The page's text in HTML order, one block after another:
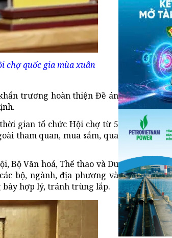
chợ quốc gia mùa xuân
trương hoàn thiện Đề án
gian tổ chức Hội chợ từ 5
tham quan, mua sắm, qua
Bộ Văn hoá, Thể thao và Du
bộ, ngành, địa phương và
hợp lý, tránh trùng lắp.